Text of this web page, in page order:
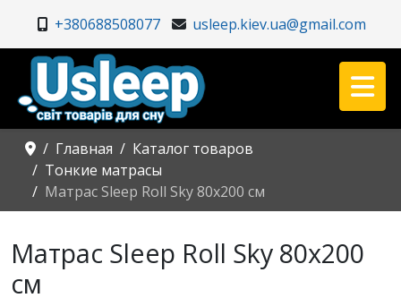
+380688508077 usleep.kiev.ua@gmail.com
Главная
Каталог товаров
Тонкие матрасы
Матрас Sleep Roll Sky 80x200 см
Матрас Sleep Roll Sky 80x200
см